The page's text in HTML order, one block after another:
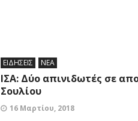
ΕΙΔΗΣΕΙΣ ΝΕΑ
ΙΣΑ: Δύο απινιδωτές σε
Σουλίου
16 Μαρτίου, 2018